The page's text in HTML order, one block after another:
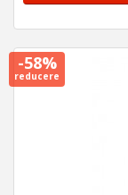
-58%
reducere